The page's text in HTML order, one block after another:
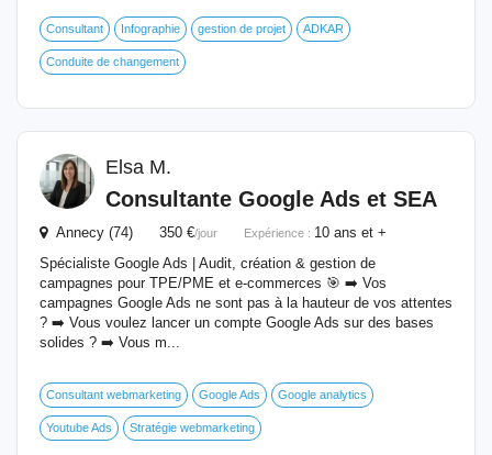
Consultant Infographie gestion de projet ADKAR
Conduite de changement
Elsa M.
Consultante Google Ads et SEA
Annecy (74) 350 €/jour Expérience : 10 ans et +
Spécialiste Google Ads | Audit, création & gestion de
campagnes pour TPE/PME et e-commerces 🎯 ➡️ Vos
campagnes Google Ads ne sont pas à la hauteur de vos attentes
? ➡️ Vous voulez lancer un compte Google Ads sur des bases
solides ? ➡️ Vous m...
Consultant webmarketing Google Ads Google analytics
Youtube Ads Stratégie webmarketing